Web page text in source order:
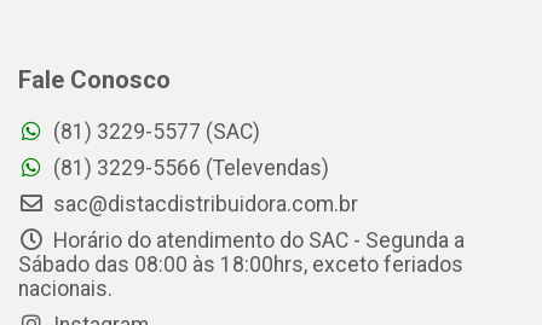
Fale Conosco
(81) 3229-5577 (SAC)
(81) 3229-5566 (Televendas)
sac@distacdistribuidora.com.br
Horário do atendimento do SAC - Segunda a
Sábado das 08:00 às 18:00hrs, exceto feriados
nacionais.